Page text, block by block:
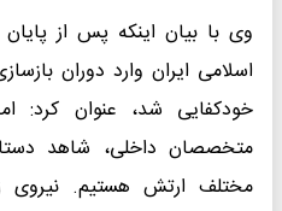
وی با بیان اینکه پس از
اسلامی ایران وارد دوران
خودکفایی شد، عنوان کرد:
متخصصان داخلی، شاهد
مختلف ارتش هستیم. نیروی